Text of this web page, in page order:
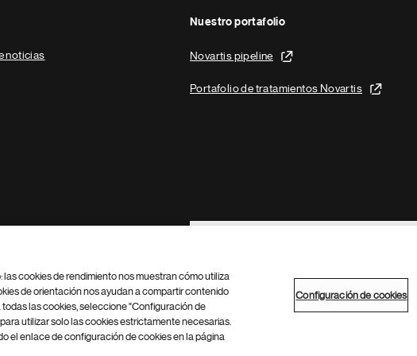
noticias
Nuestro portafolio
Novartis pipeline
Portafolio de tratamientos Novartis
Footer Site Search
Configuración de cookies Mapa del sitio
cookies de rendimiento nos muestran cómo utiliza
de orientación nos ayudan a compartir contenido
las cookies, seleccione "Configuración de
utilizar solo las cookies estrictamente necesarias.
el enlace de configuración de cookies en la página
Configuración de cookies